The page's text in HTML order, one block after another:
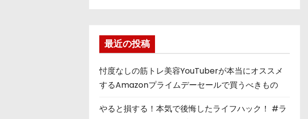
最近の投稿
忖度なしの筋トレ美容YouTuberが本当にオススメ
するAmazonプライムデーセールで買うべきもの
やると損する！本気で後悔したライフハック！ #ラ